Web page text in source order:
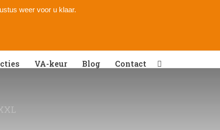
weer voor u klaar.
VA-keur Blog Contact